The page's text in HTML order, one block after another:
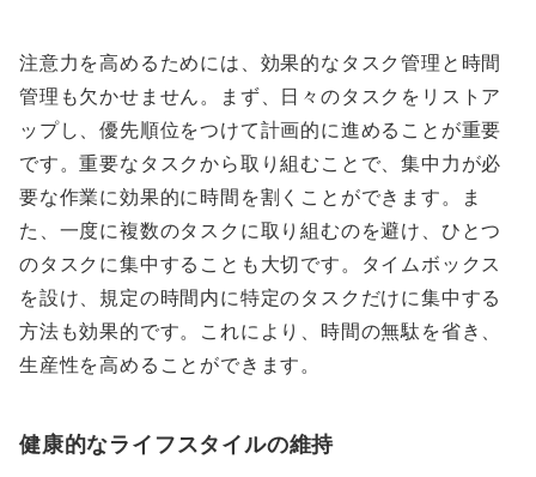
注意力を高めるためには、効果的なタスク管理と時間
管理も欠かせません。まず、日々のタスクをリストア
ップし、優先順位をつけて計画的に進めることが重要
です。重要なタスクから取り組むことで、集中力が必
要な作業に効果的に時間を割くことができます。ま
た、一度に複数のタスクに取り組むのを避け、ひとつ
のタスクに集中することも大切です。タイムボックス
を設け、規定の時間内に特定のタスクだけに集中する
方法も効果的です。これにより、時間の無駄を省き、
生産性を高めることができます。
健康的なライフスタイルの維持